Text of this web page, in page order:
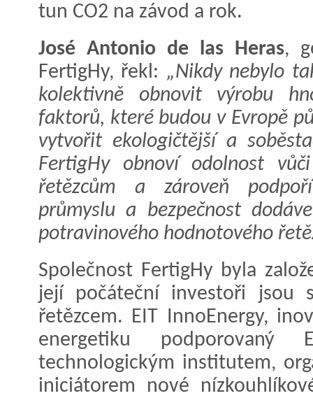
tun CO2 na závod a rok.
José Antonio de las Heras,
FertigHy, řekl: „Nikdy nebylo
kolektivně obnovit výrobu
faktorů, které budou v Evropě
vytvořit ekologičtější a
FertigHy obnoví odolnost
řetězcům a zároveň
průmyslu a bezpečnost
potravinového hodnotového
Společnost FertigHy byla
její počáteční investoři jsou
řetězcem. EIT InnoEnergy,
energetiku podporovaný
technologickým institutem,
iniciátorem nové